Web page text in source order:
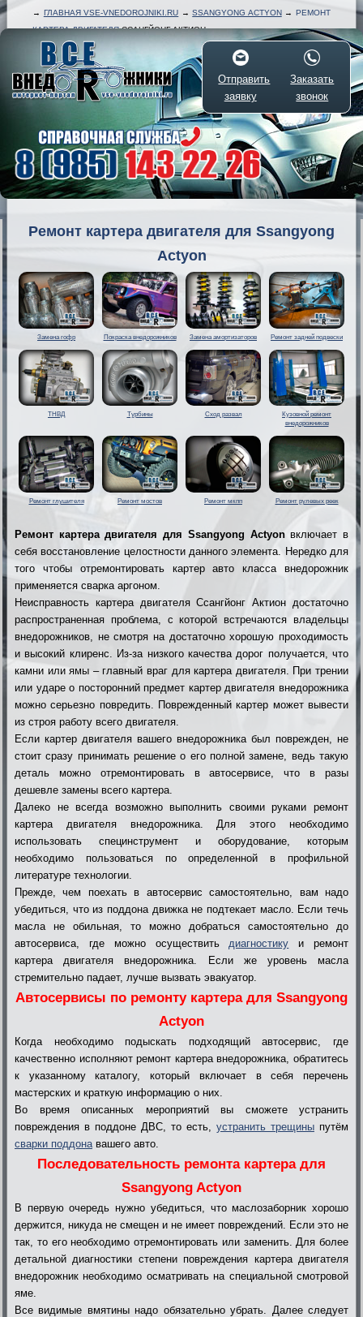
→ ГЛАВНАЯ VSE-VNEDOROJNIKI.RU →SSANGYONG ACTYON→ РЕМОНТ
КАРТЕРА ДВИГАТЕЛЯССАНГЙОНГ АКТИОН
Отправить
заявку
Заказать
звонок
Ремонт картера двигателя для Ssangyong
Actyon
Замена гофр Покраска внедорожников Замена амортизаторов Ремонт задней подвески
ТНВД Турбины Сход развал
Кузовной ремонт
внедорожников
Ремонт глушителя Ремонт мостов Ремонт мкпп Ремонт рулевых реек
Ремонт картера двигателя для Ssangyong Actyonвключает в
себя восстановление целостности данного элемента. Нередко для
того чтобы отремонтировать картер авто класса внедорожник
применяется сварка аргоном.
Неисправность картера двигателя Ссангйонг Актион достаточно
распространенная проблема, с которой встречаются владельцы
внедорожников, не смотря на достаточно хорошую проходимость
и высокий клиренс. Из-за низкого качества дорог получается, что
камни или ямы – главный враг для картера двигателя. При трении
или ударе о посторонний предмет картер двигателя внедорожника
можно серьезно повредить. Поврежденный картер может вывести
из строя работу всего двигателя.
Если картер двигателя вашего внедорожника был поврежден, не
стоит сразу принимать решение о его полной замене, ведь такую
деталь можно отремонтировать в автосервисе, что в разы
дешевле замены всего картера.
Далеко не всегда возможно выполнить своими руками ремонт
картера двигателя внедорожника. Для этого необходимо
использовать специнструмент и оборудование, которым
необходимо пользоваться по определенной в профильной
литературе технологии.
Прежде, чем поехать в автосервис самостоятельно, вам надо
убедиться, что из поддона движка не подтекает масло. Если течь
масла не обильная, то можно добраться самостоятельно до
автосервиса, где можно осуществить диагностику и ремонт
картера двигателя внедорожника. Если же уровень масла
стремительно падает, лучше вызвать эвакуатор.
Автосервисы по ремонту картера для Ssangyong
Actyon
Когда необходимо подыскать подходящий автосервис, где
качественно исполняют ремонт картера внедорожника, обратитесь
к указанному каталогу, который включает в себя перечень
мастерских и краткую информацию о них.
Во время описанных мероприятий вы сможете устранить
повреждения в поддоне ДВС, то есть, устранить трещины путём
сварки поддона вашего авто.
Последовательность ремонта картера для
Ssangyong Actyon
В первую очередь нужно убедиться, что маслозаборник хорошо
держится, никуда не смещен и не имеет повреждений. Если это не
так, то его необходимо отремонтировать или заменить. Для более
детальной диагностики степени повреждения картера двигателя
внедорожник необходимо осматривать на специальной смотровой
яме.
Все видимые вмятины надо обязательно убрать. Далее следует